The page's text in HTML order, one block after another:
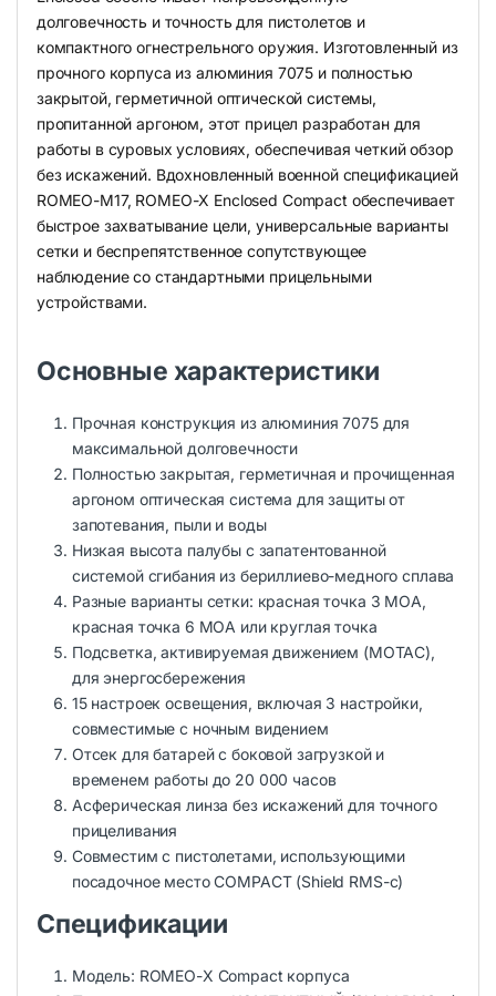
долговечность и точность для пистолетов и
компактного огнестрельного оружия. Изготовленный из
прочного корпуса из алюминия 7075 и полностью
закрытой, герметичной оптической системы,
пропитанной аргоном, этот прицел разработан для
работы в суровых условиях, обеспечивая четкий обзор
без искажений. Вдохновленный военной спецификацией
ROMEO-M17, ROMEO-X Enclosed Compact обеспечивает
быстрое захватывание цели, универсальные варианты
сетки и беспрепятственное сопутствующее
наблюдение со стандартными прицельными
устройствами.
Основные характеристики
Прочная конструкция из алюминия 7075 для
максимальной долговечности
Полностью закрытая, герметичная и прочищенная
аргоном оптическая система для защиты от
запотевания, пыли и воды
Низкая высота палубы с запатентованной
системой сгибания из бериллиево-медного сплава
Разные варианты сетки: красная точка 3 MOA,
красная точка 6 MOA или круглая точка
Подсветка, активируемая движением (MOTAC),
для энергосбережения
15 настроек освещения, включая 3 настройки,
совместимые с ночным видением
Отсек для батарей с боковой загрузкой и
временем работы до 20 000 часов
Асферическая линза без искажений для точного
прицеливания
Совместим с пистолетами, использующими
посадочное место COMPACT (Shield RMS-c)
Спецификации
Модель: ROMEO-X Compact корпуса